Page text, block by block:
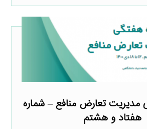
مدیریت تعارض منافع – شماره
هفتاد و هشتم